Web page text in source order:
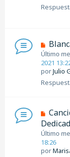
Último
2021
porJulio
Último
18:26
por